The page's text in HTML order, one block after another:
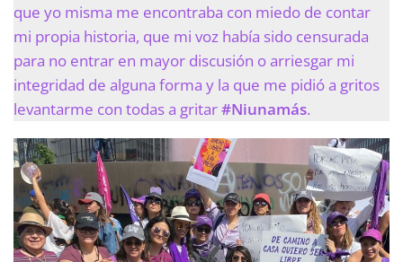
que yo misma me encontraba con miedo de contar
mi propia historia, que mi voz había sido censurada
para no entrar en mayor discusión o arriesgar mi
integridad de alguna forma y la que me pidió a gritos
levantarme con todas a gritar#Niunamás.